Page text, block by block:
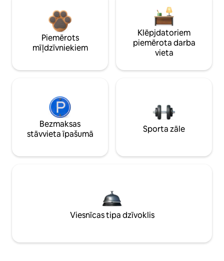
Piemērots
mīļdzīvniekiem
Klēpjdatoriem
piemērota darba
vieta
Bezmaksas
stāvvieta īpašumā
Sporta zāle
Viesnīcas tipa dzīvoklis